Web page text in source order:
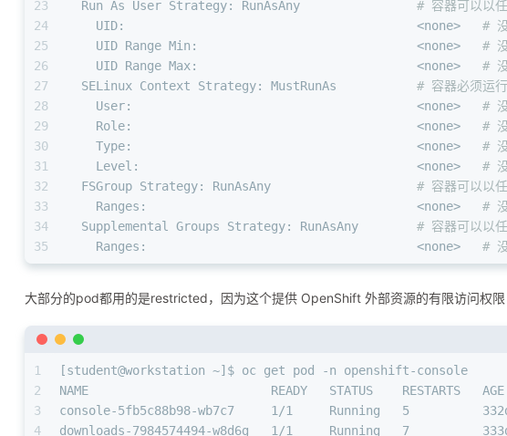
23
24
25
26
27
28
29
30
31
32
33
34
35
  Run As User Strategy: RunAsAny
# 容器可以以
    UID:                                        <none>
#
    UID Range Min:                              <none>
#
    UID Range Max:                              <none>
#
  SELinux Context Strategy: MustRunAs
# 容器必须运
    User:                                       <none>
#
    Role:                                       <none>
#
    Type:                                       <none>
#
    Level:                                      <none>
#
  FSGroup Strategy: RunAsAny
# 容器可以以
    Ranges:                                     <none>
#
  Supplemental Groups Strategy: RunAsAny
# 容器可以以
    Ranges:                                     <none>
#
大部分的pod都用的是restricted，因为这个提供 OpenShift 外部资源的有限访问权限
1
2
3
4
[student@workstation ~]$ oc get pod -n openshift-console
NAME                         READY   STATUS    RESTARTS   AGE
console-5fb5c88b98-wb7c7     1/1     Running   5
downloads-7984574494-w8d6g   1/1     Running   7